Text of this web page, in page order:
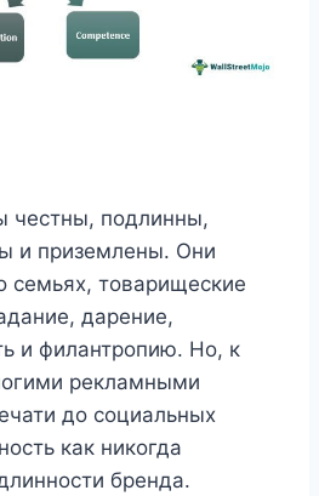
честны, подлинны,
и приземлены. Они
семьях, товарищеские
дарение,
и филантропию. Но, к
рекламными
до социальных
как никогда
бренда.